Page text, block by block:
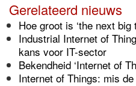
Gerelateerd nieuws
Hoe groot is ‘the next big
Industrial Internet of
kans voor IT-sector
Bekendheid ‘Internet of
Internet of Things: mis